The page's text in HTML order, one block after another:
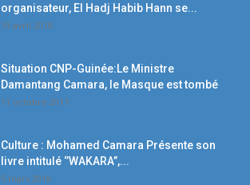
organisateur, El Hadj Habib Hann se...
19 avril 2018
Situation CNP-Guinée:Le Ministre
Damantang Camara, le Masque est tombé
11 octobre 2017
Culture : Mohamed Camara Présente son
livre intitulé ‘’WAKARA’’,...
5 mars 2018